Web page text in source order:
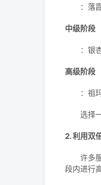
：落霞
中级阶段
：银杏
高级阶段
：祖玛
选择一
2. 利用双
许多服
段内进行